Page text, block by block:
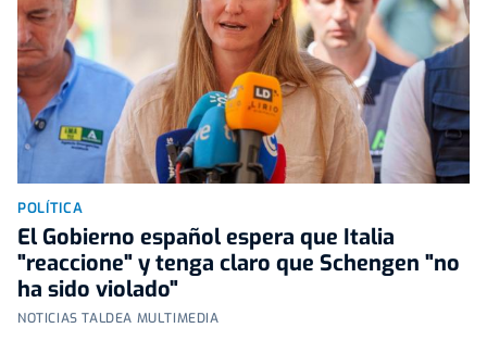
POLÍTICA
El Gobierno español espera que Italia
"reaccione" y tenga claro que Schengen "no
ha sido violado"
NOTICIAS TALDEA MULTIMEDIA